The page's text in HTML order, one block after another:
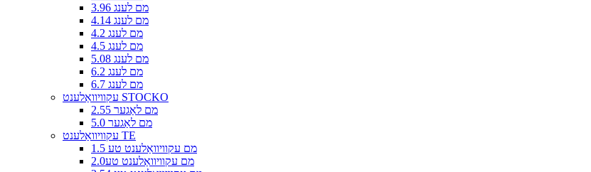
3.96 מם לענג
4.14 מם לענג
4.2 מם לענג
4.5 מם לענג
5.08 מם לענג
6.2 מם לענג
6.7 מם לענג
עקוויוואַלענט STOCKO
2.55 מם לאַגער
5.0 מם לאַגער
עקוויוואַלענט TE
1.5 מם עקוויוואַלענט טע
2.0מם עקוויוואַלענט טע